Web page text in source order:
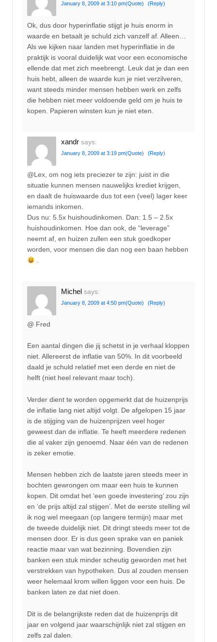
January 8, 2009 at 3:10 pm(Quote) (Reply)
Ok, dus door hyperinflatie stijgt je huis enorm in
waarde en betaalt je schuld zich vanzelf af. Alleen…
Als we kijken naar landen met hyperinflatie in de
praktijk is vooral duidelijk wat voor een economische
ellende dat met zich meebrengt. Leuk dat je dan een
huis hebt, alleen de waarde kun je niet verzilveren,
want steeds minder mensen hebben werk en zelfs
die hebben niet meer voldoende geld om je huis te
kopen. Papieren winsten kun je niet eten.
xandr says:
January 8, 2009 at 3:19 pm(Quote) (Reply)
@Lex, om nog iets preciezer te zijn: juist in die
situatie kunnen mensen nauwelijks krediet krijgen,
en daalt de huiswaarde dus tot een (veel) lager keer
iemands inkomen.
Dus nu: 5.5x huishoudinkomen. Dan: 1.5 – 2.5x
huishoudinkomen. Hoe dan ook, de “leverage”
neemt af, en huizen zullen een stuk goedkoper
worden, voor mensen die dan nog een baan hebben
.
Michel says:
January 8, 2009 at 4:50 pm(Quote) (Reply)
@ Fred
Een aantal dingen die jij schetst in je verhaal kloppen
niet. Allereerst de inflatie van 50%. In dit voorbeeld
daald je schuld relatief met een derde en niet de
helft (niet heel relevant maar toch).
Verder dient te worden opgemerkt dat de huizenprijs
de inflatie lang niet altijd volgt. De afgelopen 15 jaar
is de stijging van de huizenprijzen veel hoger
geweest dan de inflatie. Te heeft meerdere redenen
die al vaker zijn genoemd. Naar één van de redenen
is zeker emotie.
Mensen hebben zich de laatste jaren steeds meer in
bochten gewrongen om maar een huis te kunnen
kopen. Dit omdat het ‘een goede investering’ zou zijn
en ‘de prijs altijd zal stijgen’. Met de eerste stelling wil
ik nog wel meegaan (op langere termijn) maar met
de tweede duidelijk niet. Dit dringt steeds meer tot de
mensen door. Er is dus geen sprake van en paniek
reactie maar van wat bezinning. Bovendien zijn
banken een stuk minder scheutig geworden met het
verstrekken van hypotheken. Dus al zouden mensen
weer helemaal krom willen liggen voor een huis. De
banken laten ze dat niet doen.
Dit is de belangrijkste reden dat de huizenprijs dit
jaar en volgend jaar waarschijnlijk niet zal stijgen en
zelfs zal dalen.